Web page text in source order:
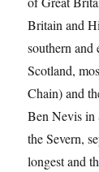
Britain and
southern
Scotland,
Chain) and
Ben Nevis in
the Severn,
longest and